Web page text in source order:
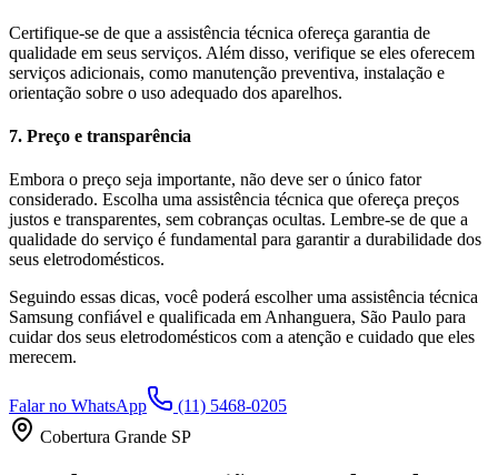
Certifique-se de que a assistência técnica ofereça garantia de
qualidade em seus serviços. Além disso, verifique se eles oferecem
serviços adicionais, como manutenção preventiva, instalação e
orientação sobre o uso adequado dos aparelhos.
7. Preço e transparência
Embora o preço seja importante, não deve ser o único fator
considerado. Escolha uma assistência técnica que ofereça preços
justos e transparentes, sem cobranças ocultas. Lembre-se de que a
qualidade do serviço é fundamental para garantir a durabilidade dos
seus eletrodomésticos.
Seguindo essas dicas, você poderá escolher uma assistência técnica
Samsung confiável e qualificada emAnhanguera, São Paulo para
cuidar dos seus eletrodomésticos com a atenção e cuidado que eles
merecem.
Falar no WhatsApp
(11) 5468-0205
Cobertura Grande SP